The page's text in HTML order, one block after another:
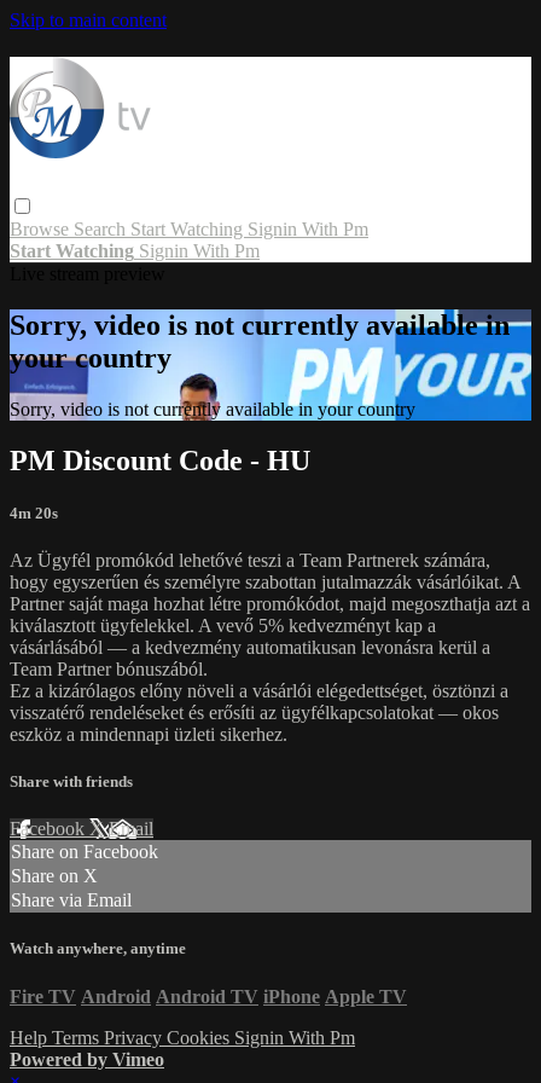
Skip to main content
Browse Search Start Watching Signin With Pm
Start Watching Signin With Pm
Sorry, video is not currently available in
your country
Sorry, video is not currently available in your country
PM Discount Code - HU
4m 20s
Az Ügyfél promókód lehetővé teszi a Team Partnerek számára,
hogy egyszerűen és személyre szabottan jutalmazzák vásárlóikat. A
Partner saját maga hozhat létre promókódot, majd megoszthatja azt a
kiválasztott ügyfelekkel. A vevő 5% kedvezményt kap a
vásárlásából — a kedvezmény automatikusan levonásra kerül a
Team Partner bónuszából.
Ez a kizárólagos előny növeli a vásárlói elégedettséget, ösztönzi a
visszatérő rendeléseket és erősíti az ügyfélkapcsolatokat — okos
eszköz a mindennapi üzleti sikerhez.
Share with friends
Facebook XEmail
Share on Facebook
Share on X
Share via Email
Watch anywhere, anytime
Fire TV Android Android TV iPhone Apple TV
Help Terms Privacy Cookies Signin With Pm
Powered by Vimeo